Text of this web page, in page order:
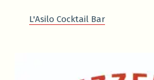
L'Asilo Cocktail Bar